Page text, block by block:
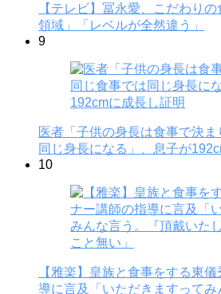
【テレビ】冨永愛、こだわり
領域」「レベルが全然違う」
9
医者「子供の身長は食事で決
同じ身長になる」、息子が
10
【雅楽】皇族と食事をする東
導に言及「いただきますって